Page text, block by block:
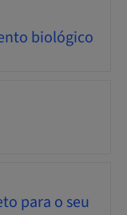
biológico
para o seu